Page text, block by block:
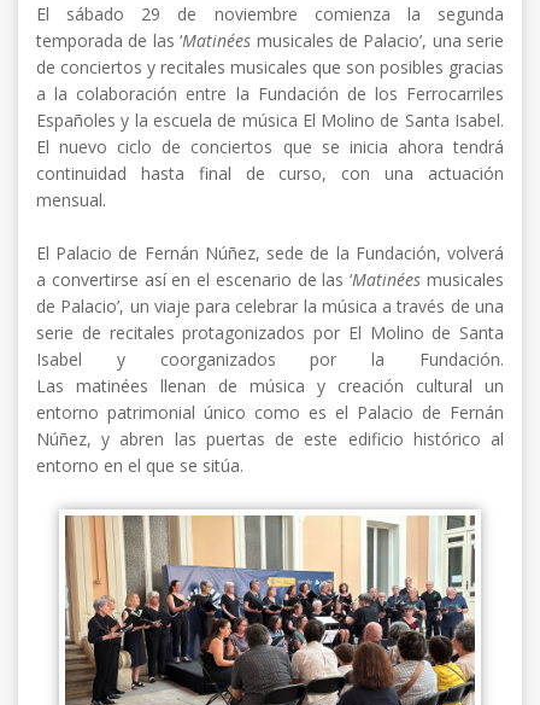
El sábado 29 de noviembre comienza la segunda
temporada de las ‘Matinées musicales de Palacio’, una serie
de conciertos y recitales musicales que son posibles gracias
a la colaboración entre la Fundación de los Ferrocarriles
Españoles y la escuela de música El Molino de Santa Isabel.
El nuevo ciclo de conciertos que se inicia ahora tendrá
continuidad hasta final de curso, con una actuación
mensual.
El Palacio de Fernán Núñez, sede de la Fundación, volverá
a convertirse así en el escenario de las ‘Matinéesmusicales
de Palacio’, un viaje para celebrar la música a través de una
serie de recitales protagonizados por El Molino de Santa
Isabel y coorganizados por la Fundación.
Las matinées llenan de música y creación cultural un
entorno patrimonial único como es el Palacio de Fernán
Núñez, y abren las puertas de este edificio histórico al
entorno en el que se sitúa.